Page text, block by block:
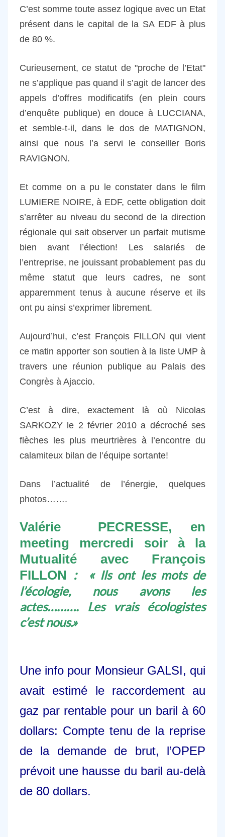
C’est somme toute assez logique avec un Etat
présent dans le capital de la SA EDF à plus
de 80 %.
Curieusement, ce statut de "proche de l’Etat"
ne s’applique pas quand il s’agit de lancer des
appels d’offres modificatifs (en plein cours
d’enquête publique) en douce à LUCCIANA,
et semble-t-il, dans le dos de MATIGNON,
ainsi que nous l’a servi le conseiller Boris
RAVIGNON.
Et comme on a pu le constater dans le film
LUMIERE NOIRE, à EDF, cette obligation doit
s’arrêter au niveau du second de la direction
régionale qui sait observer un parfait mutisme
bien avant l’élection! Les salariés de
l’entreprise, ne jouissant probablement pas du
même statut que leurs cadres, ne sont
apparemment tenus à aucune réserve et ils
ont pu ainsi s’exprimer librement.
Aujourd’hui, c’est François FILLON qui vient
ce matin apporter son soutien à la liste UMP à
travers une réunion publique au Palais des
Congrès à Ajaccio.
C’est à dire, exactement là où Nicolas
SARKOZY le 2 février 2010 a décroché ses
flèches les plus meurtrières à l’encontre du
calamiteux bilan de l’équipe sortante!
Dans l’actualité de l’énergie, quelques
photos…….
Valérie PECRESSE, en
meeting mercredi soir à la
Mutualité avec François
FILLON : «Ils ont les mots de
l’écologie, nous avons les
actes……….
Les vrais écologistes
c’est nous.»
Une info pour Monsieur GALSI, qui
avait estimé le raccordement au
gaz par rentable pour un baril à 60
dollars: Compte tenu de la reprise
de la demande de brut, l’OPEP
prévoit une hausse du baril au-delà
de 80 dollars.